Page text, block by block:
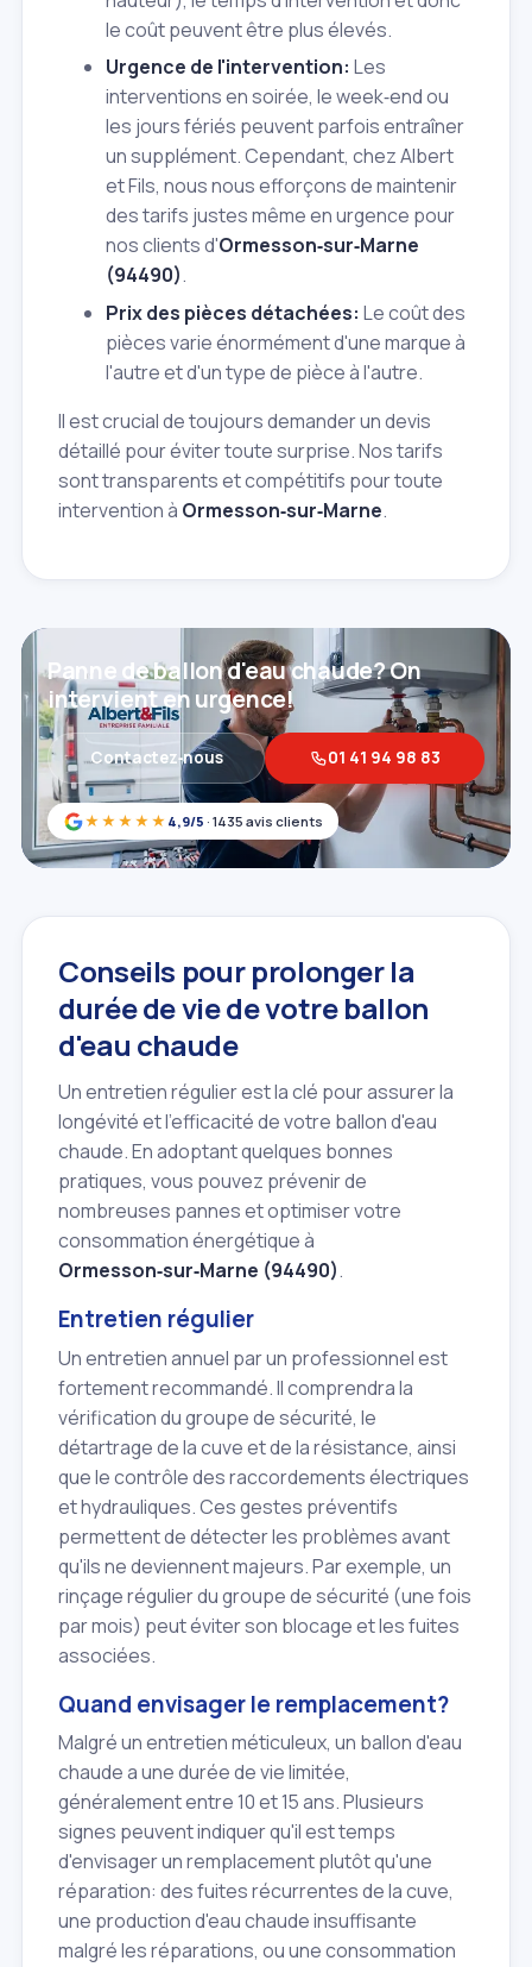
le coût peuvent être plus élevés.
Urgence de l'intervention: Les
interventions en soirée, le week‑end ou
les jours fériés peuvent parfois entraîner
un supplément. Cependant, chez Albert
et Fils, nous nous efforçons de maintenir
des tarifs justes même en urgence pour
nos clients d'Ormesson‑sur‑Marne
(94490).
Prix des pièces détachées: Le coût des
pièces varie énormément d'une marque à
l'autre et d'un type de pièce à l'autre.
Il est crucial de toujours demander un devis
détaillé pour éviter toute surprise. Nos tarifs
sont transparents et compétitifs pour toute
intervention à Ormesson‑sur‑Marne.
★★★★★ 4,9/5 · 1435 avis clients
Panne de ballon d'eau chaude? On
intervient en urgence!
Contactez‑nous 01 41 94 98 83
Conseils pour prolonger la
durée de vie de votre ballon
d'eau chaude
Un entretien régulier est la clé pour assurer la
longévité et l'efficacité de votre ballon d'eau
chaude. En adoptant quelques bonnes
pratiques, vous pouvez prévenir de
nombreuses pannes et optimiser votre
consommation énergétique à
Ormesson‑sur‑Marne (94490).
Entretien régulier
Un entretien annuel par un professionnel est
fortement recommandé. Il comprendra la
vérification du groupe de sécurité, le
détartrage de la cuve et de la résistance, ainsi
que le contrôle des raccordements électriques
et hydrauliques. Ces gestes préventifs
permettent de détecter les problèmes avant
qu'ils ne deviennent majeurs. Par exemple, un
rinçage régulier du groupe de sécurité (une fois
par mois) peut éviter son blocage et les fuites
associées.
Quand envisager le remplacement?
Malgré un entretien méticuleux, un ballon d'eau
chaude a une durée de vie limitée,
généralement entre 10 et 15 ans. Plusieurs
signes peuvent indiquer qu'il est temps
d'envisager un remplacement plutôt qu'une
réparation: des fuites récurrentes de la cuve,
une production d'eau chaude insuffisante
malgré les réparations, ou une consommation